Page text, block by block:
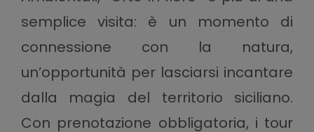
semplice visita: è un momento di
connessione con la natura,
un’opportunità per lasciarsi incantare
dalla magia del territorio siciliano.
Con prenotazione obbligatoria, i tour